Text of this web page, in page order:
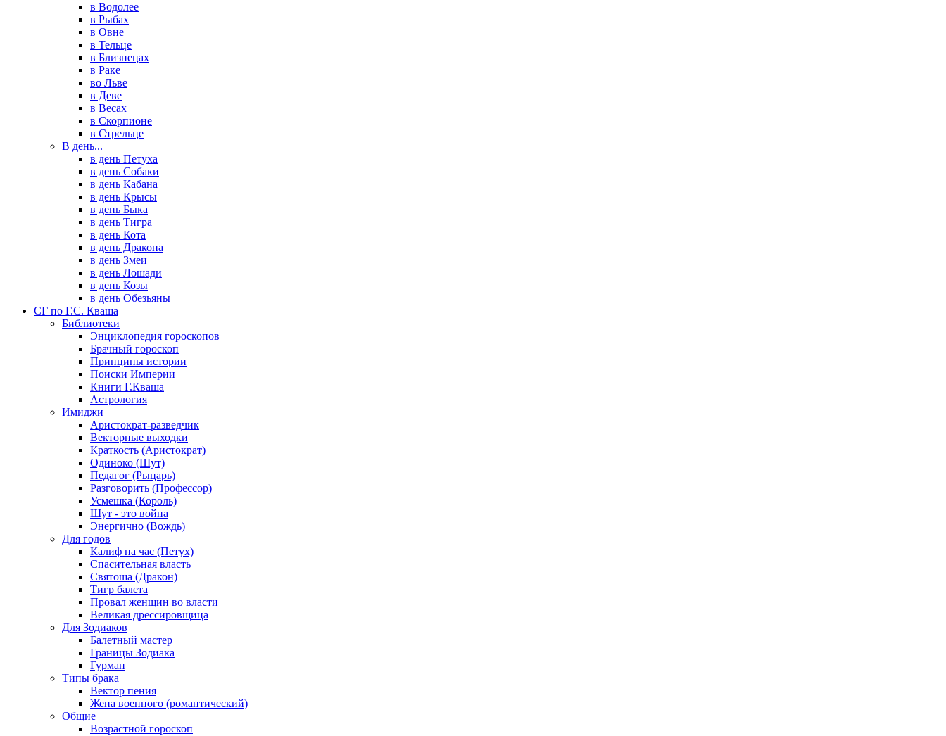
в Водолее
в Рыбах
в Овне
в Тельце
в Близнецах
в Раке
во Льве
в Деве
в Весах
в Скорпионе
в Стрельце
В день...
в день Петуха
в день Собаки
в день Кабана
в день Крысы
в день Быка
в день Тигра
в день Кота
в день Дракона
в день Змеи
в день Лошади
в день Козы
в день Обезьяны
СГ по Г.С. Кваша
Библиотеки
Энциклопедия гороскопов
Брачный гороскоп
Принципы истории
Поиски Империи
Книги Г.Кваша
Астрология
Имиджи
Аристократ-разведчик
Векторные выходки
Краткость (Аристократ)
Одиноко (Шут)
Педагог (Рыцарь)
Разговорить (Профессор)
Усмешка (Король)
Шут - это война
Энергично (Вождь)
Для годов
Калиф на час (Петух)
Спасительная власть
Святоша (Дракон)
Тигр балета
Провал женщин во власти
Великая дрессировщица
Для Зодиаков
Балетный мастер
Границы Зодиака
Гурман
Типы брака
Вектор пения
Жена военного (романтический)
Общие
Возрастной гороскоп